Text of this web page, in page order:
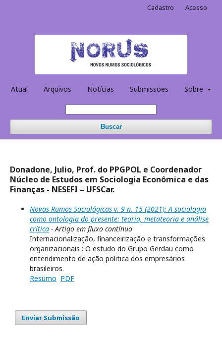
Atual Arquivos Notícias Submissões Sobre
Buscar
Cadastro Acesso
Donadone, Julio, Prof. do PPGPOL e Coordenador
Núcleo de Estudos em Sociologia Econômica e das
Finanças - NESEFI – UFSCar.
Novos Rumos Sociológicos v. 9 n. 15 (2021): A sociologia
como ontologia do presente: teoria, metateoria e análise
crítica - Artigo em fluxo contínuo
Internacionalização, financeirização e transformações
organizacionais : O estudo do Grupo Gerdau como
entendimento de ação politica dos empresários
brasileiros.
Resumo PDF
Enviar Submissão